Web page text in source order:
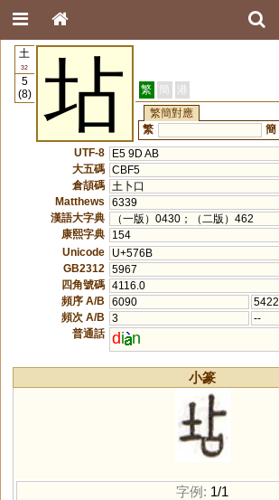
土
32
5
(8)
坫 繁 簡 港
繁簡對應
繁
簡
UTF-8
E5 9D AB
大五碼 CBF5
倉頡碼
土卜口
Matthews
6339
漢語大字典
（一版）0430；（二版）462
康熙字典
154
Unicode
U+576B
GB2312
5967
四角號碼 4116.0
頻序 A/B
6090
5422
頻次 A/B
3
--
普通話 di n
小篆
字例: 1/1